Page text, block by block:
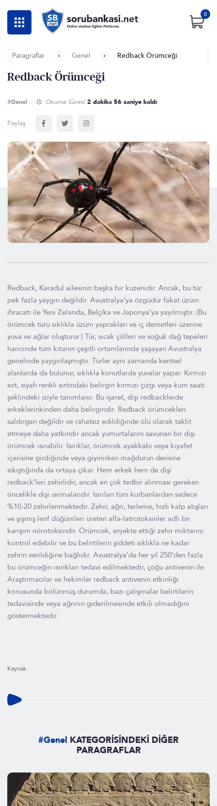
0
Paragraflar Genel Redback Örümceği
Redback Örümceği
#Genel Okuma Süresi 2 dakika 56 saniye kaldı
Paylaş
Redback, Karadul ailesinin başka bir kuzenidir. Ancak, bu tür
pek fazla yaygın değildir. Avustralya’ya özgüdür fakat üzüm
ihracatı ile Yeni Zelanda, Belçika ve Japonya’ya yayılmıştır. (Bu
örümcek türü sıklıkla üzüm yaprakları ve iç demetleri üzerine
yuva ve ağlar oluşturur.) Tür, sıcak çölleri ve soğuk dağ tepeleri
haricinde tüm kıtanın çeşitli ortamlarında yaşayan Avustralya
genelinde yaygınlaşmıştır. Türler aynı zamanda kentsel
alanlarda da bulunur, sıklıkla konutlarda yuvalar yapar. Kırmızı
sırt, siyah renkli sırtındaki belirgin kırmızı çizgi veya kum saati
şeklindeki iziyle tanımlanır. Bu işaret, dişi redbacklerde
erkeklerinkinden daha belirgindir. Redback örümcekleri
saldırgan değildir ve rahatsız edildiğinde ölü olarak taklit
etmeye daha yatkındır ancak yumurtalarını savunan bir dişi
örümcek ısırabilir. Isırıklar, örümcek ayakkabı veya kıyafet
içerisine girdiğinde veya giyinirken mağdurun derisine
sıkıştığında da ortaya çıkar. Hem erkek hem de dişi
redback’leri zehirlidir, ancak en çok tedbir alınması gereken
öncelikle dişi ısırmalarıdır. Isırılan tüm kurbanlardan sadece
%10-20 zehirlenmektedir. Zehir, ağrı, terleme, hızlı kalp atışları
ve şişmiş lenf düğümleri üreten alfa-latrotoksinler adlı bir
karışım nörotoksindir. Örümcek, enjekte ettiği zehir miktarını
kontrol edebilir ve bu belirtilerin şiddeti sıklıkla ne kadar
zehrin verildiğine bağlıdır. Avustralya’da her yıl 250’den fazla
bu örümceğin ısırıkları tedavi edilmektedir, çoğu antivenin ile.
Araştırmacılar ve hekimler redback antivenin etkinliği
konusunda bölünmüş durumda, bazı çalışmalar belirtilerin
tedavisinde veya ağrının giderilmesinde etkili olmadığını
göstermektedir.
Kaynak :
#Genel KATEGORİSİNDEKİ DİĞER
PARAGRAFLAR